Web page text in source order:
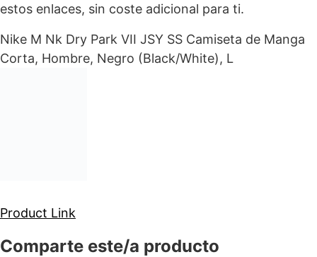
estos enlaces, sin coste adicional para ti.
Nike M Nk Dry Park VII JSY SS Camiseta de Manga
Corta, Hombre, Negro (Black/White), L
Product Link
Comparte este/a producto